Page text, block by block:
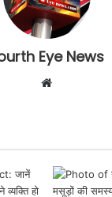
Eye News
Website